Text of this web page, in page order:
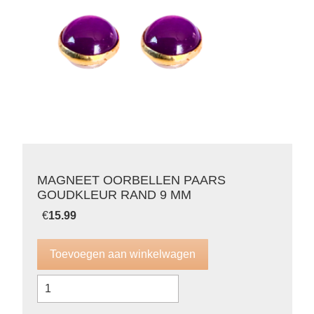
MAGNEET OORBELLEN PAARS
GOUDKLEUR RAND 9 MM
€15.99